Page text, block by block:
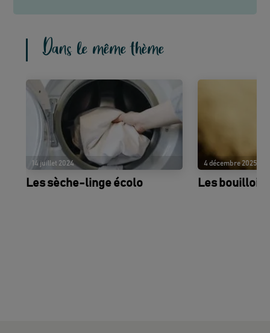
Dans le même thème
14 juillet 2024
Les sèche-linge écolo
4 décembre 2025
Les